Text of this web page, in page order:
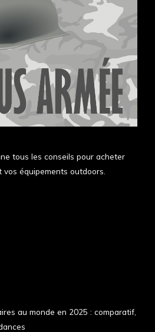
tous les conseils pour acheter
équipements outdoors.
au monde en 2025 : comparatif,